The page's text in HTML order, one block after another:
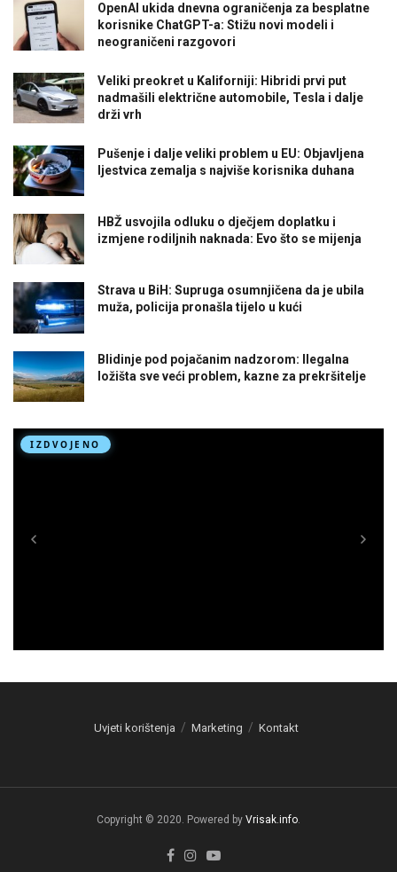
OpenAI ukida dnevna ograničenja za besplatne
korisnike ChatGPT-a: Stižu novi modeli i
neograničeni razgovori
Veliki preokret u Kaliforniji: Hibridi prvi put
nadmašili električne automobile, Tesla i dalje
drži vrh
Pušenje i dalje veliki problem u EU: Objavljena
ljestvica zemalja s najviše korisnika duhana
HBŽ usvojila odluku o dječjem doplatku i
izmjene rodiljnih naknada: Evo što se mijenja
Strava u BiH: Supruga osumnjičena da je ubila
muža, policija pronašla tijelo u kući
Blidinje pod pojačanim nadzorom: Ilegalna
ložišta sve veći problem, kazne za prekršitelje
Uvjeti korištenja Marketing Kontakt
Copyright © 2020. Powered by Vrisak.info